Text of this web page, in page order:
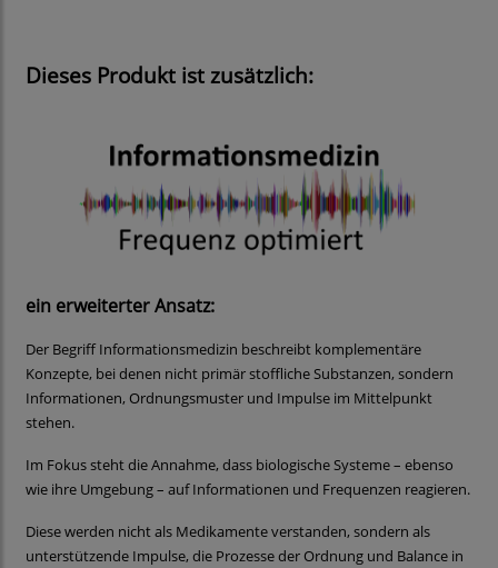
Dieses Produkt ist zusätzlich:
ein erweiterter Ansatz:
Der Begriff Informationsmedizin beschreibt komplementäre
Konzepte, bei denen nicht primär stoffliche Substanzen, sondern
Informationen, Ordnungsmuster und Impulse im Mittelpunkt
stehen.
Im Fokus steht die Annahme, dass biologische Systeme – ebenso
wie ihre Umgebung – auf Informationen und Frequenzen reagieren.
Diese werden nicht als Medikamente verstanden, sondern als
unterstützende Impulse, die Prozesse der Ordnung und Balance in